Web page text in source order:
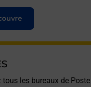
tous les bureaux de